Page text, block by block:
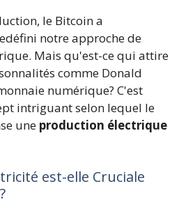
le Bitcoin a
notre approche de
Mais qu'est-ce qui attire
comme Donald
numérique? C'est
intriguant selon lequel le
une production électrique
est-elle Cruciale